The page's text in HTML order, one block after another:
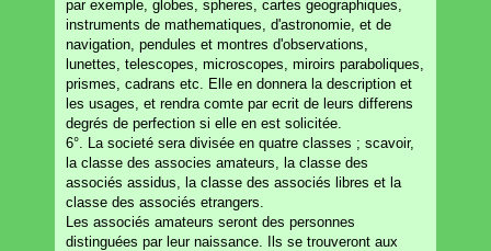
par exemple, globes, spheres, cartes geographiques,
instruments de mathematiques, d'astronomie, et de
navigation, pendules et montres d'observations,
lunettes, telescopes, microscopes, miroirs paraboliques,
prismes, cadrans etc. Elle en donnera la description et
les usages, et rendra comte par ecrit de leurs differens
degrés de perfection si elle en est solicitée.
6°. La societé sera divisée en quatre classes ; scavoir,
la classe des associes amateurs, la classe des
associés assidus, la classe des associés libres et la
classe des associés etrangers.
Les associés amateurs seront des personnes
distinguées par leur naissance. Ils se trouveront aux